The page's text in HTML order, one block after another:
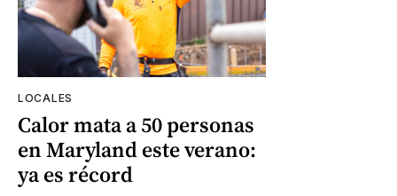
LOCALES
Calor mata a 50 personas
en Maryland este verano:
ya es récord